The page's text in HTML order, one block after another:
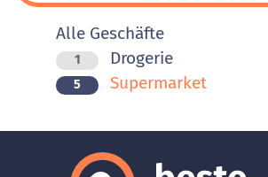
Alle Geschäfte
1 Drogerie
5 Supermarket